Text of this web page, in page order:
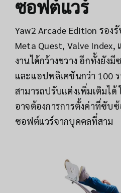
ซอฟต์แวร์
Yaw2 Arcade Edition รอง
Meta Quest, Valve Index,
งานได้กว้างขวาง อีกทั้งยัง
และแอปพลิเคชันกว่า 100
สามารถปรับแต่งเพิ่มเติมได้
อาจต้องการการตั้งค่าที่ซับ
ซอฟต์แวร์จากบุคคลที่สาม